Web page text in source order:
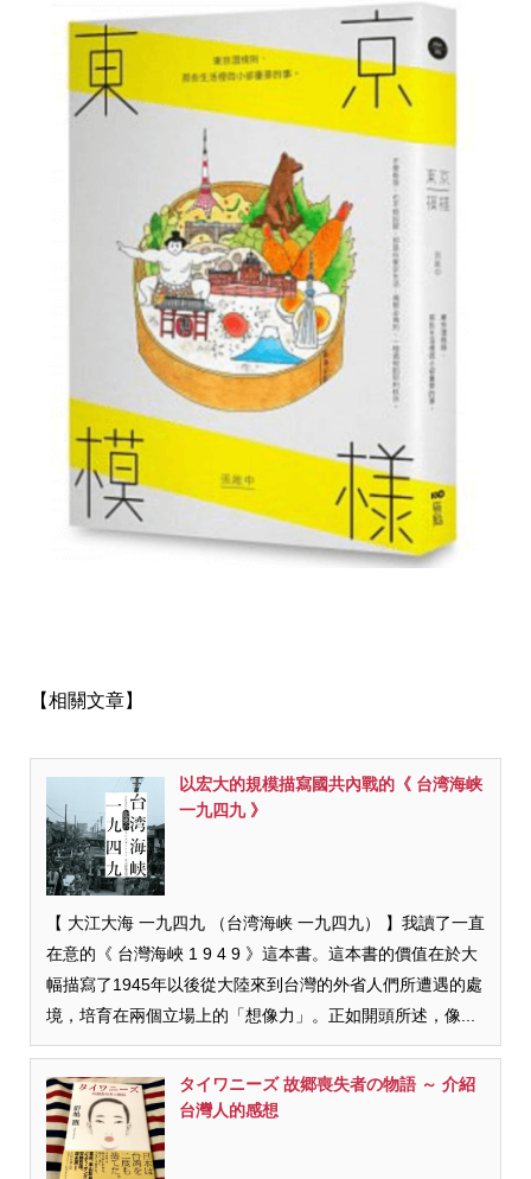
【相關文章】
以宏大的規模描寫國共內戰的《 台湾海峡
一九四九 》
【 大江大海 一九四九 （台湾海峡 一九四九） 】我讀了一直
在意的《 台灣海峽 1 9 4 9 》這本書。這本書的價值在於大
幅描寫了1945年以後從大陸來到台灣的外省人們所遭遇的處
境，培育在兩個立場上的「想像力」。正如開頭所述，像...
タイワニーズ 故郷喪失者の物語 ～ 介紹
台灣人的感想